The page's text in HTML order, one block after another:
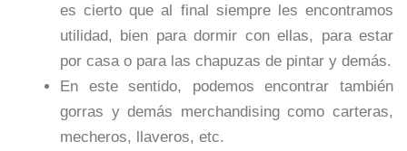
es cierto que al final siempre les encontramos
utilidad, bien para dormir con ellas, para estar
por casa o para las chapuzas de pintar y demás.
En este sentido, podemos encontrar también
gorras y demás merchandising como carteras,
mecheros, llaveros, etc.